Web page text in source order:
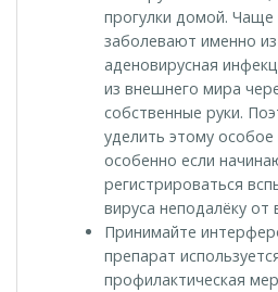
прогулки домой. Чаще
заболевают именно
аденовирусная
из внешнего мира
собственные руки.
уделить этому
особенно если
регистрироваться
вируса неподалёку от
Принимайте
препарат
профилактическая